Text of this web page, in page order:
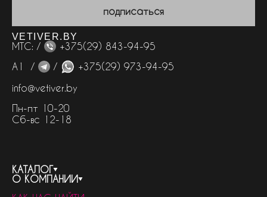
подписаться
VETIVER.BY
МТС: /
+375(29) 843-94-95
А1 /
/
+375(29) 973-94-95
info@vetiver.by
Пн-пт 10-20
Сб-вс 12-18
КАТАЛОГ
О КОМПАНИИ